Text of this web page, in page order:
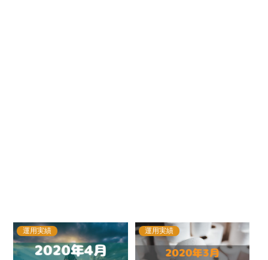
運用実績 運用実績